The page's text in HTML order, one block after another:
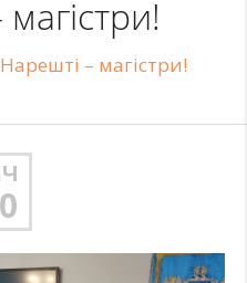
Нарешті – магістри!